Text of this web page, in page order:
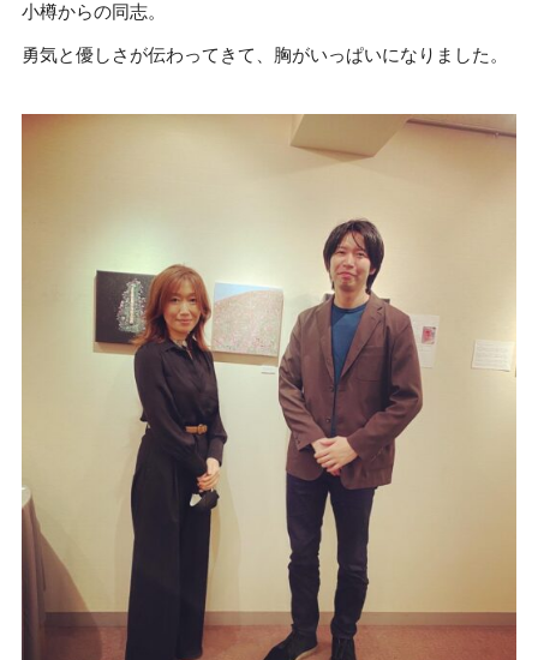
小樽からの同志。
勇気と優しさが伝わってきて、胸がいっぱいになりました。